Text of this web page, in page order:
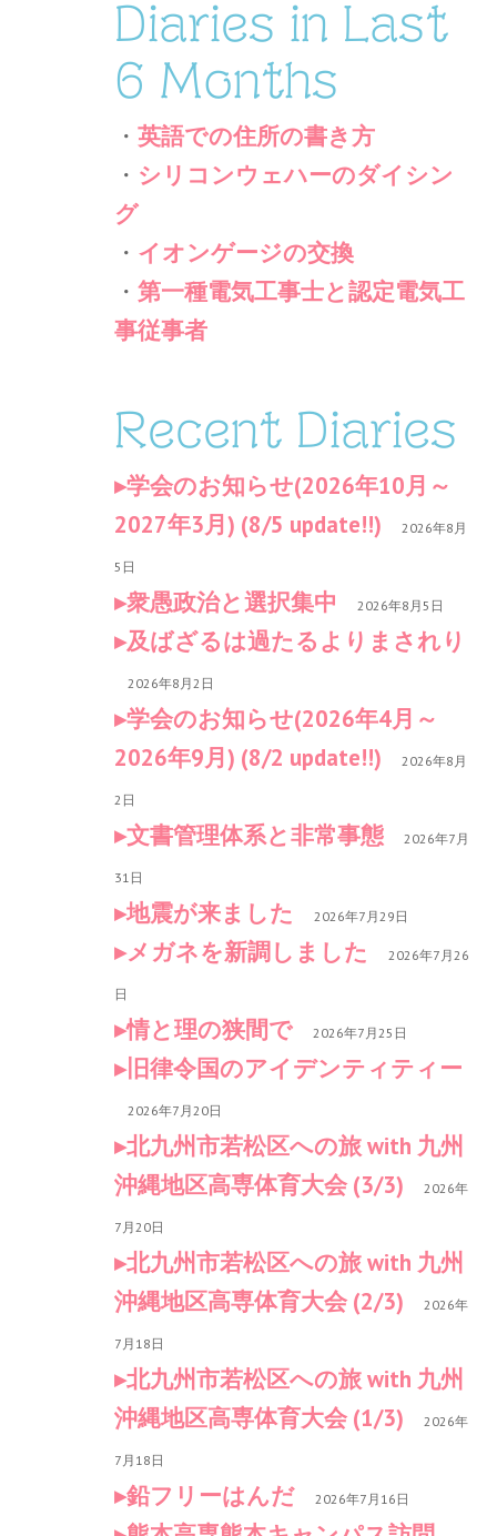
Diaries in Last
6 Months
・英語での住所の書き方
・ シリコンウェハーのダイシン
グ
・ イオンゲージの交換
・第一種電気工事士と認定電気工
事従事者
Recent Diaries
学会のお知らせ(2026年10月～
2027年3月) (8/5 update!!)
2026年8月
5日
衆愚政治と選択集中 2026年8月5日
及ばざるは過たるよりまされり
2026年8月2日
学会のお知らせ(2026年4月～
2026年9月) (8/2 update!!)
2026年8月
2日
文書管理体系と非常事態 2026年7月
31日
地震が来ました 2026年7月29日
メガネを新調しました 2026年7月26
日
情と理の狭間で 2026年7月25日
旧律令国のアイデンティティー
2026年7月20日
北九州市若松区への旅 with 九州
沖縄地区高専体育大会 (3/3)
2026年
7月20日
北九州市若松区への旅 with 九州
沖縄地区高専体育大会 (2/3)
2026年
7月18日
北九州市若松区への旅 with 九州
沖縄地区高専体育大会 (1/3)
2026年
7月18日
鉛フリーはんだ 2026年7月16日